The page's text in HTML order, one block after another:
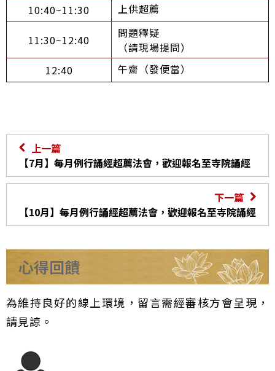
10:40~11:30
上供超薦
11:30~12:40
問題釋疑
（請現場提問）
12:40
午齋（發便當）
上一篇
【7月】每月例行誦經超薦法會，歡迎報名至寺院誦經
下一篇
【10月】每月例行誦經超薦法會，歡迎報名至寺院誦經
心得回饋
為維持良好的線上環境，留言需經審核方會呈現，
請見諒。